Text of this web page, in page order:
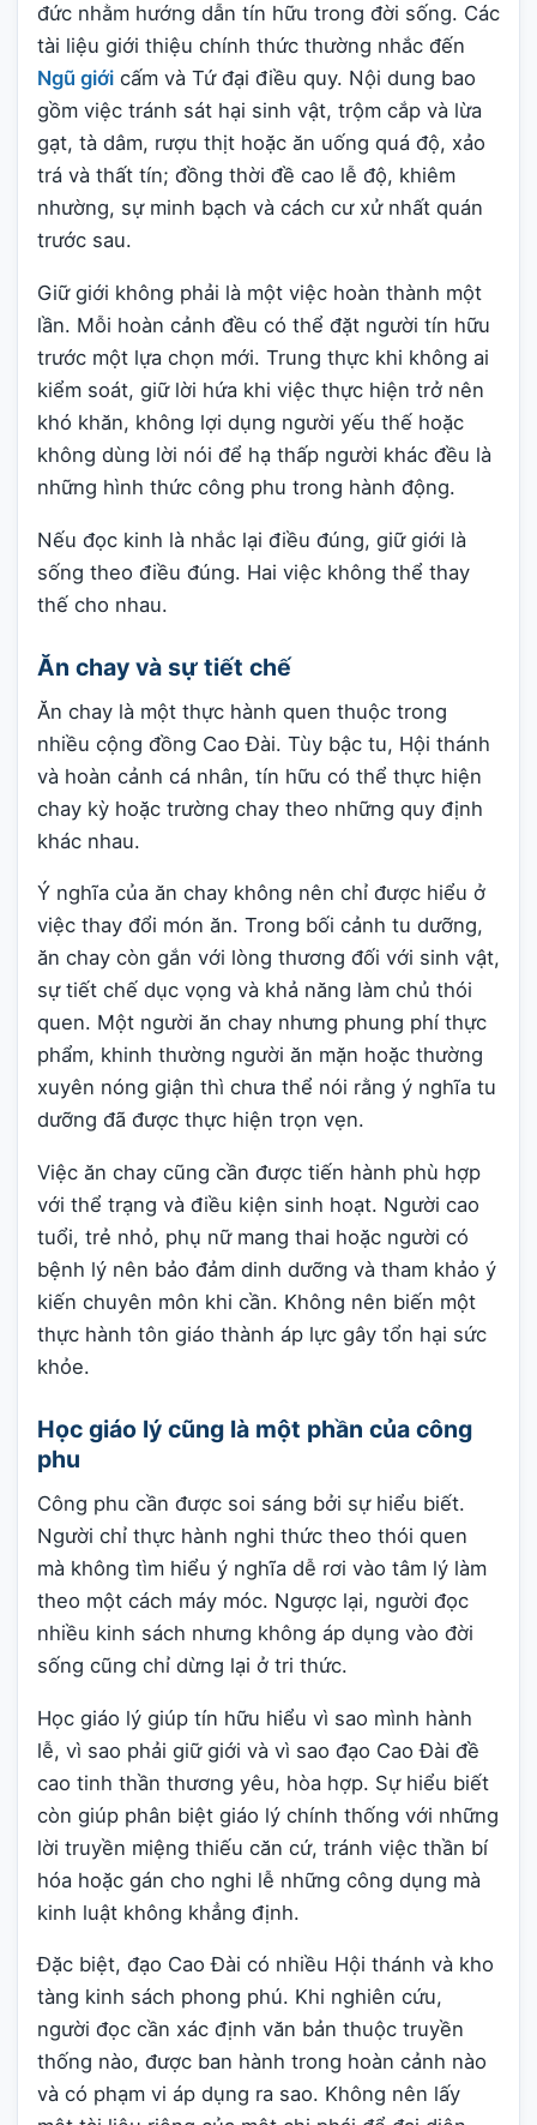
đức nhằm hướng dẫn tín hữu trong đời sống. Các
tài liệu giới thiệu chính thức thường nhắc đến
Ngũ giới cấm và Tứ đại điều quy. Nội dung bao
gồm việc tránh sát hại sinh vật, trộm cắp và lừa
gạt, tà dâm, rượu thịt hoặc ăn uống quá độ, xảo
trá và thất tín; đồng thời đề cao lễ độ, khiêm
nhường, sự minh bạch và cách cư xử nhất quán
trước sau.
Giữ giới không phải là một việc hoàn thành một
lần. Mỗi hoàn cảnh đều có thể đặt người tín hữu
trước một lựa chọn mới. Trung thực khi không ai
kiểm soát, giữ lời hứa khi việc thực hiện trở nên
khó khăn, không lợi dụng người yếu thế hoặc
không dùng lời nói để hạ thấp người khác đều là
những hình thức công phu trong hành động.
Nếu đọc kinh là nhắc lại điều đúng, giữ giới là
sống theo điều đúng. Hai việc không thể thay
thế cho nhau.
Ăn chay và sự tiết chế
Ăn chay là một thực hành quen thuộc trong
nhiều cộng đồng Cao Đài. Tùy bậc tu, Hội thánh
và hoàn cảnh cá nhân, tín hữu có thể thực hiện
chay kỳ hoặc trường chay theo những quy định
khác nhau.
Ý nghĩa của ăn chay không nên chỉ được hiểu ở
việc thay đổi món ăn. Trong bối cảnh tu dưỡng,
ăn chay còn gắn với lòng thương đối với sinh vật,
sự tiết chế dục vọng và khả năng làm chủ thói
quen. Một người ăn chay nhưng phung phí thực
phẩm, khinh thường người ăn mặn hoặc thường
xuyên nóng giận thì chưa thể nói rằng ý nghĩa tu
dưỡng đã được thực hiện trọn vẹn.
Việc ăn chay cũng cần được tiến hành phù hợp
với thể trạng và điều kiện sinh hoạt. Người cao
tuổi, trẻ nhỏ, phụ nữ mang thai hoặc người có
bệnh lý nên bảo đảm dinh dưỡng và tham khảo ý
kiến chuyên môn khi cần. Không nên biến một
thực hành tôn giáo thành áp lực gây tổn hại sức
khỏe.
Học giáo lý cũng là một phần của công
phu
Công phu cần được soi sáng bởi sự hiểu biết.
Người chỉ thực hành nghi thức theo thói quen
mà không tìm hiểu ý nghĩa dễ rơi vào tâm lý làm
theo một cách máy móc. Ngược lại, người đọc
nhiều kinh sách nhưng không áp dụng vào đời
sống cũng chỉ dừng lại ở tri thức.
Học giáo lý giúp tín hữu hiểu vì sao mình hành
lễ, vì sao phải giữ giới và vì sao đạo Cao Đài đề
cao tinh thần thương yêu, hòa hợp. Sự hiểu biết
còn giúp phân biệt giáo lý chính thống với những
lời truyền miệng thiếu căn cứ, tránh việc thần bí
hóa hoặc gán cho nghi lễ những công dụng mà
kinh luật không khẳng định.
Đặc biệt, đạo Cao Đài có nhiều Hội thánh và kho
tàng kinh sách phong phú. Khi nghiên cứu,
người đọc cần xác định văn bản thuộc truyền
thống nào, được ban hành trong hoàn cảnh nào
và có phạm vi áp dụng ra sao. Không nên lấy